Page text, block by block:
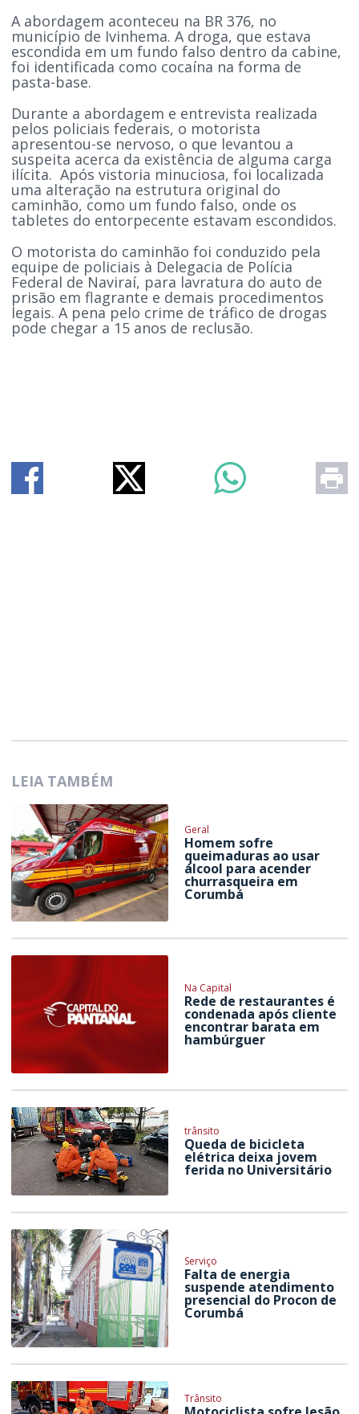
A abordagem aconteceu na BR 376, no
município de Ivinhema. A droga, que estava
escondida em um fundo falso dentro da cabine,
foi identificada como cocaína na forma de
pasta-base.
Durante a abordagem e entrevista realizada
pelos policiais federais, o motorista
apresentou-se nervoso, o que levantou a
suspeita acerca da existência de alguma carga
ilícita. Após vistoria minuciosa, foi localizada
uma alteração na estrutura original do
caminhão, como um fundo falso, onde os
tabletes do entorpecente estavam escondidos.
O motorista do caminhão foi conduzido pela
equipe de policiais à Delegacia de Polícia
Federal de Naviraí, para lavratura do auto de
prisão em flagrante e demais procedimentos
legais. A pena pelo crime de tráfico de drogas
pode chegar a 15 anos de reclusão.
LEIA TAMBÉM
Geral
Homem sofre
queimaduras ao usar
álcool para acender
churrasqueira em
Corumbá
Na Capital
Rede de restaurantes é
condenada após cliente
encontrar barata em
hambúrguer
trânsito
Queda de bicicleta
elétrica deixa jovem
ferida no Universitário
Serviço
Falta de energia
suspende atendimento
presencial do Procon de
Corumbá
Trânsito